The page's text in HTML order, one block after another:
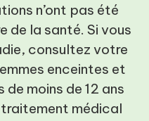
n’ont pas été
de la santé. Si vous
consultez votre
enceintes et
moins de 12 ans
médical